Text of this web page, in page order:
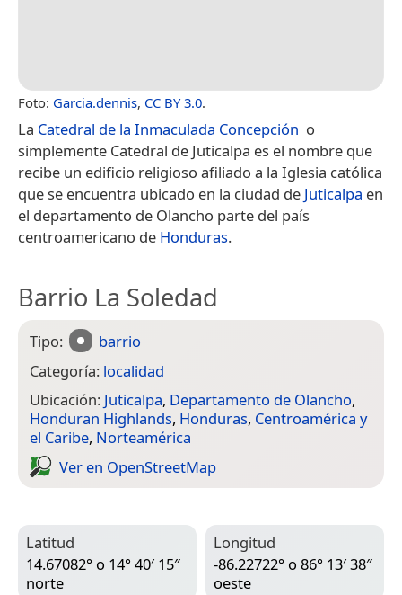
Foto: Garcia.dennis, CC BY 3.0.
La Catedral de la Inmaculada Concepción ​ o
simplemente Catedral de Juticalpa​ es el nombre que
recibe un edificio religioso afiliado a la Iglesia católica​
que se encuentra ubicado en la ciudad de Juticalpa en
el departamento de Olancho parte del país
centroamericano de Honduras.
Barrio La Soledad
Tipo:
barrio
Categoría: localidad
Ubicación: Juticalpa, Departamento de Olancho,
Honduran Highlands, Honduras, Centroamérica y
el Caribe, Norteamérica
Ver en Open­Street­Map
Latitud
14.67082° o 14° 40′ 15″
norte
Longitud
-86.22722° o 86° 13′ 38″
oeste